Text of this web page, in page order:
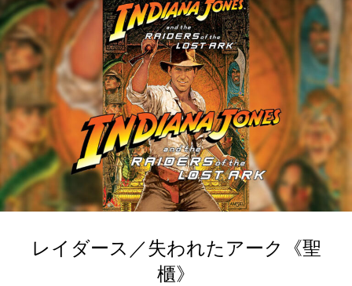
レイダース／失われたアーク《聖
櫃》